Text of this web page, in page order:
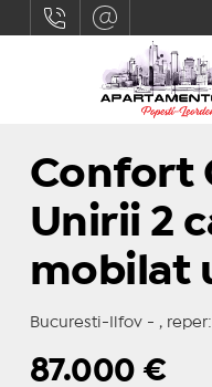
Confort
Unirii 2
mobilat
Bucuresti-Ilfov - ,
87.000€